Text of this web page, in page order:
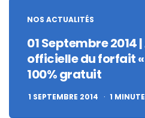
NOS ACTUALITÉS
01 Septembre 2014
officielle du forfait
100% gratuit
1 SEPTEMBRE 2014 1